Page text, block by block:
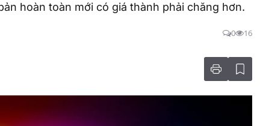
hoàn toàn mới có giá thành phải chăng hơn.
0 16